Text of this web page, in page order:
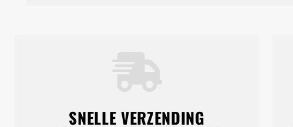
SNELLE VERZENDING